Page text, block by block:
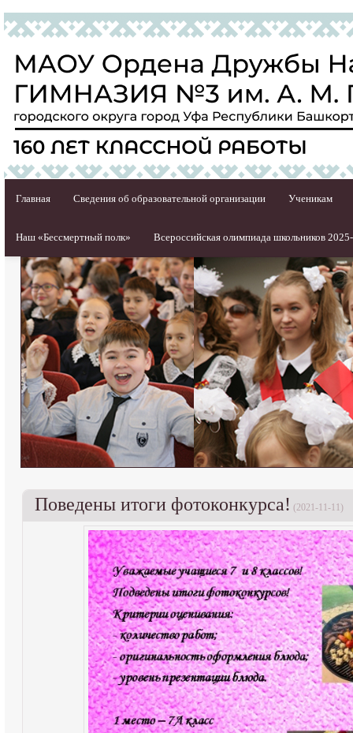
Главная Сведения об образовательной организации Ученикам
Наш «Бессмертный полк» Всероссийская олимпиада школьников
Поведены итоги фотоконкурса! (2021-11-11)